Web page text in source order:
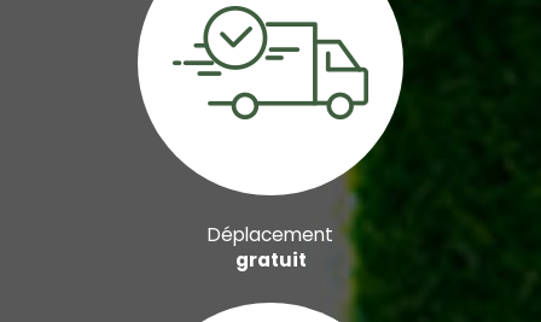
Déplacement
gratuit